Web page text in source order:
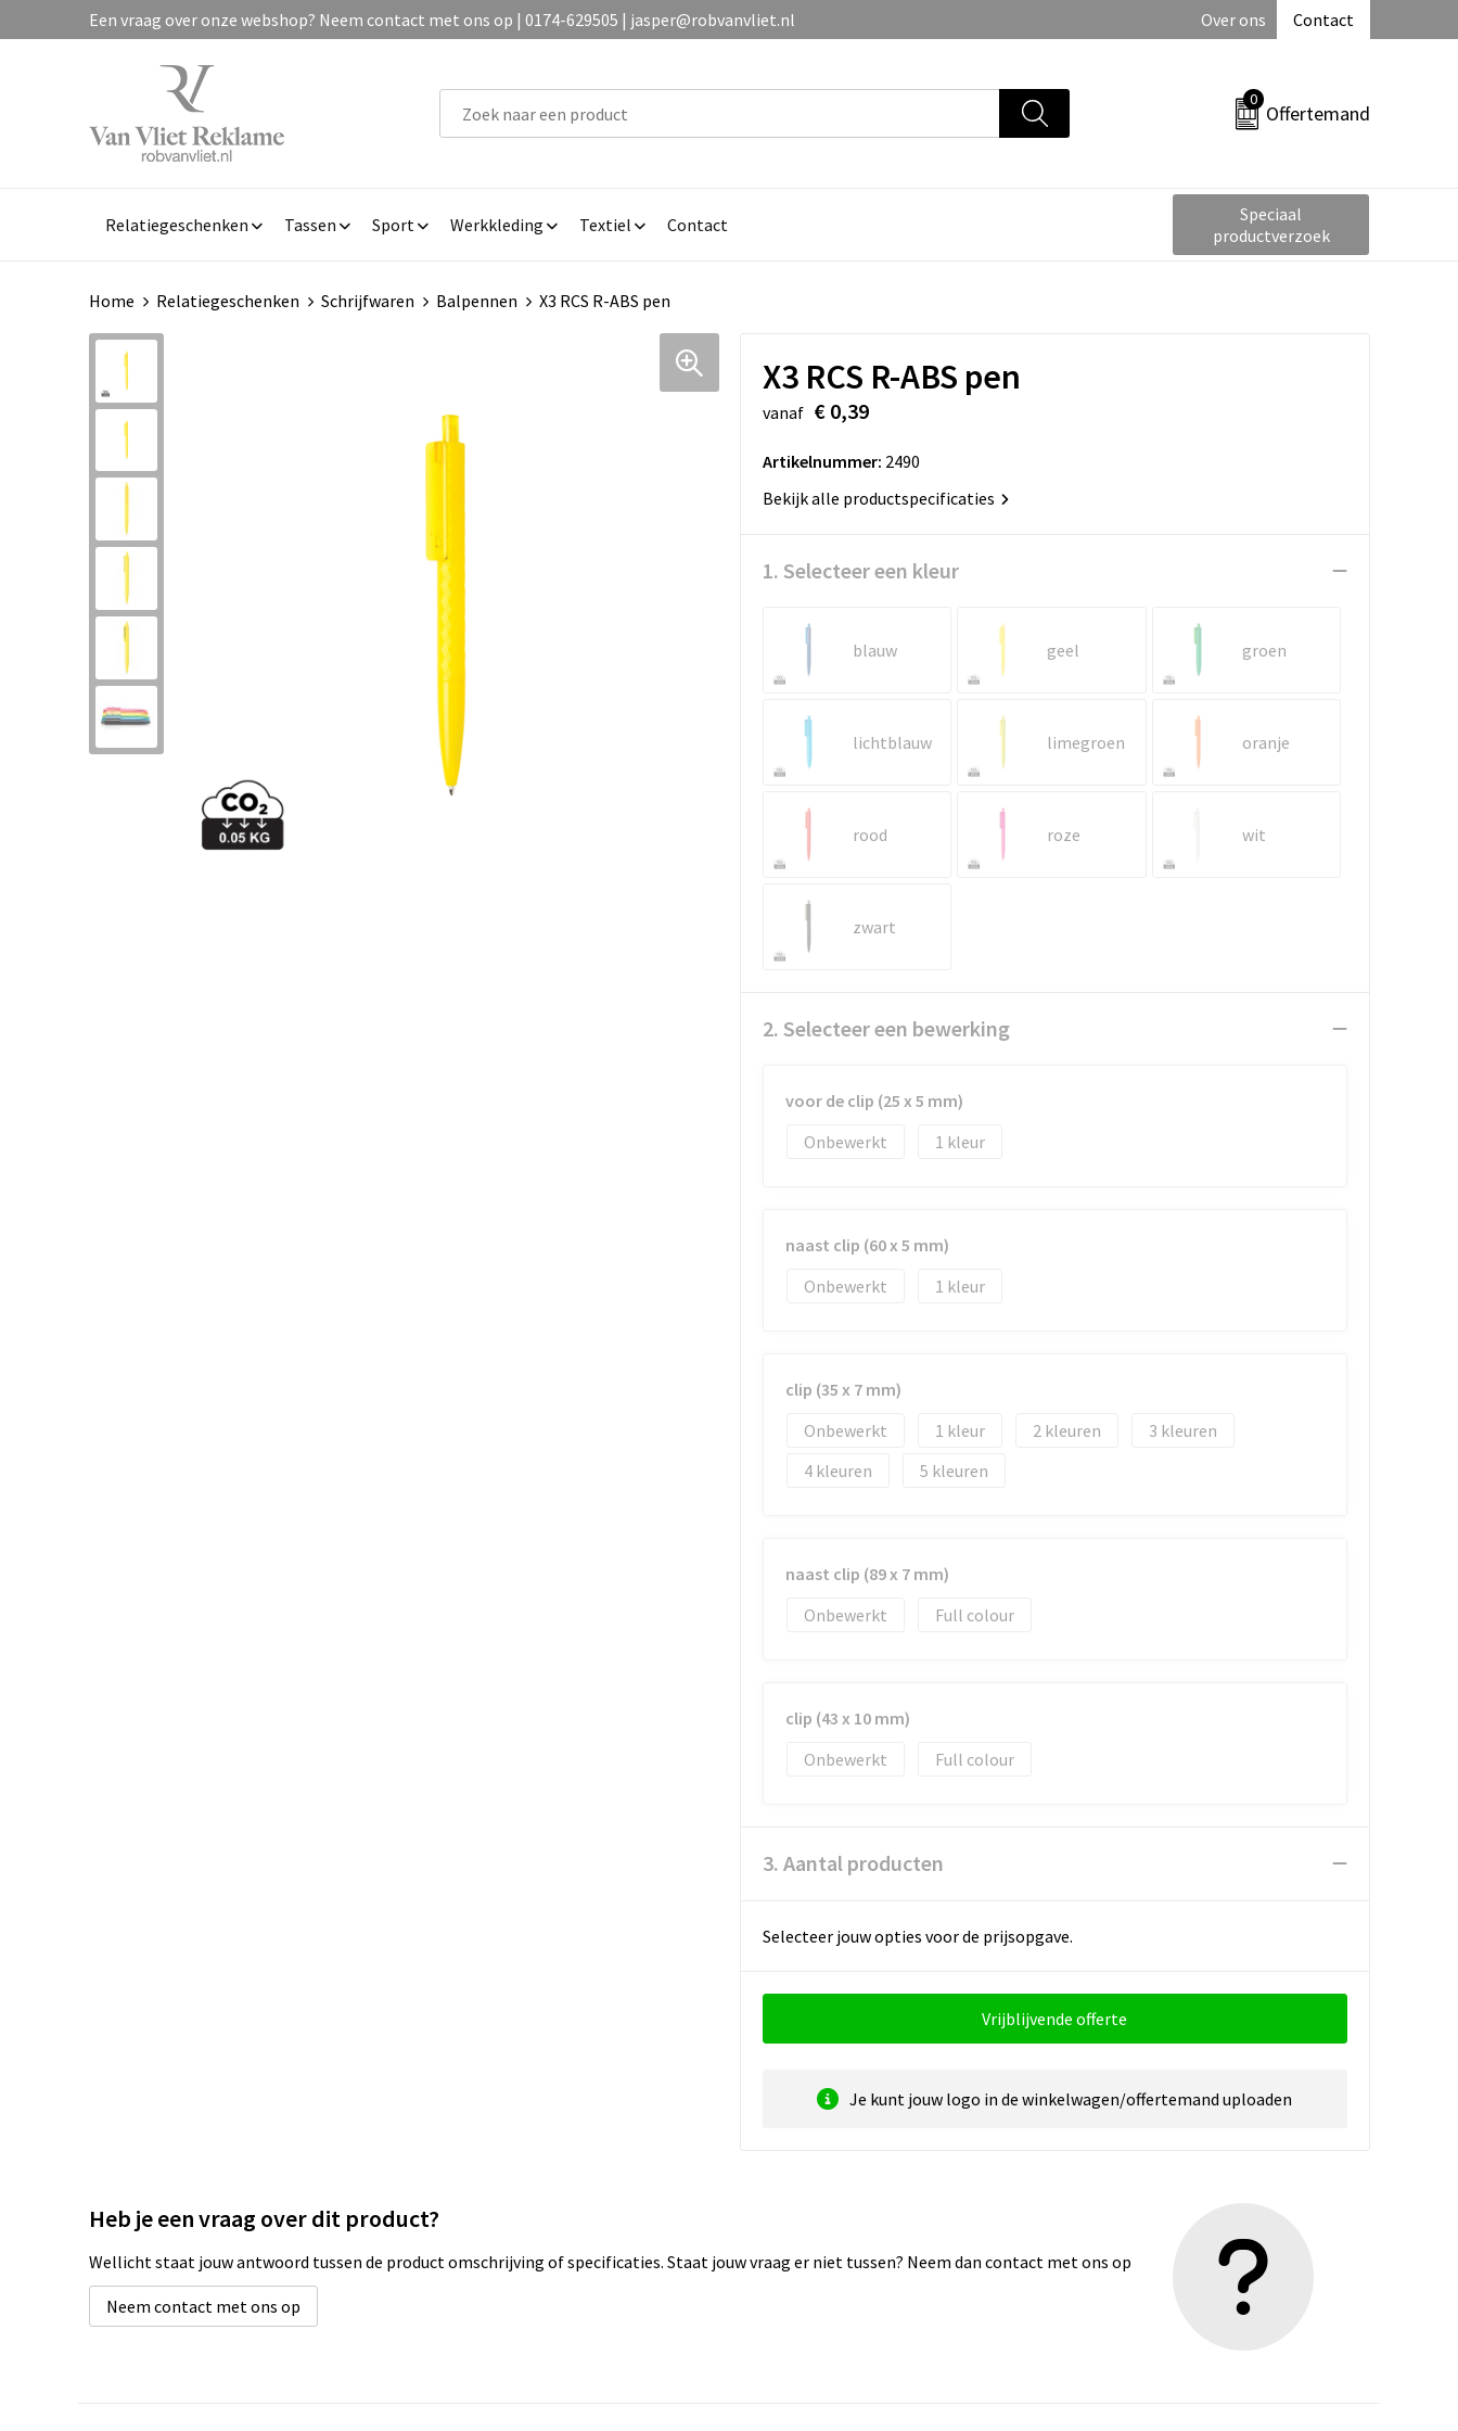
Een vraag over onze webshop? Neem contact met ons op | 0174-629505 | jasper@robvanvliet.nl Over ons Contact
0
Offertemand
Relatiegeschenken Tassen Sport Werkkleding Textiel Contact
Speciaal
productverzoek
Home Relatiegeschenken Schrijfwaren Balpennen X3 RCS R-ABS pen
X3 RCS R-ABS pen
vanaf € 0,39
Artikelnummer: 2490
Bekijk alle productspecificaties
1. Selecteer een kleur
blauw geel groen
lichtblauw limegroen oranje
rood roze wit
zwart
2. Selecteer een bewerking
voor de clip (25 x 5 mm)
Onbewerkt
1
naast clip (60 x 5 mm)
Onbewerkt
1
clip (35 x 7 mm)
Onbewerkt
1 2
3
4
5
naast clip (89 x 7 mm)
Onbewerkt
Full colour
clip (43 x 10 mm)
Onbewerkt
Full colour
3. Aantal producten
Selecteer jouw opties voor de prijsopgave.
Vrijblijvende offerte
Je kunt jouw logo in de winkelwagen/offertemand uploaden
Heb je een vraag over dit product?
Wellicht staat jouw antwoord tussen de product omschrijving of specificaties. Staat jouw vraag er niet tussen? Neem dan contact met ons op
Neem contact met ons op